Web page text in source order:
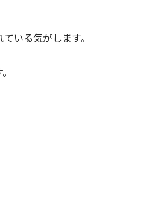
いる気がします。